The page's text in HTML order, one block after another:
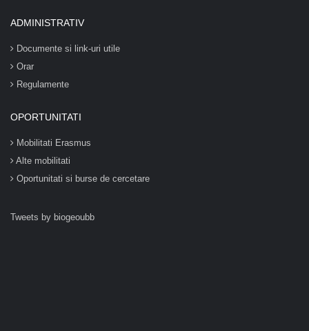
ADMINISTRATIV
Documente si link-uri utile
Orar
Regulamente
OPORTUNITATI
Mobilitati Erasmus
Alte mobilitati
Oportunitati si burse de cercetare
Tweets by biogeoubb